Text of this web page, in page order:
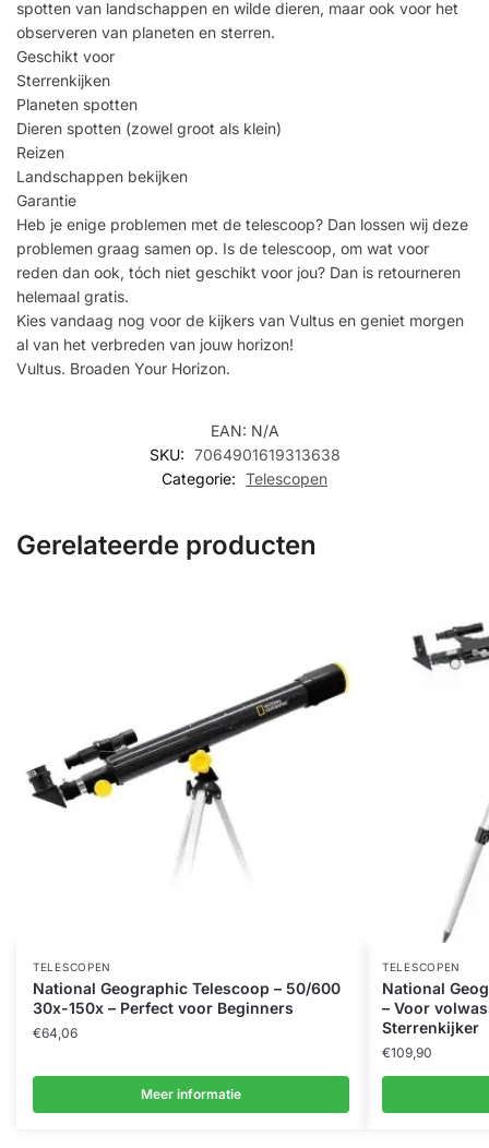
spotten van landschappen en wilde dieren, maar ook voor het
observeren van planeten en sterren.
Geschikt voor
Sterrenkijken
Planeten spotten
Dieren spotten (zowel groot als klein)
Reizen
Landschappen bekijken
Garantie
Heb je enige problemen met de telescoop? Dan lossen wij deze
problemen graag samen op. Is de telescoop, om wat voor
reden dan ook, tóch niet geschikt voor jou? Dan is retourneren
helemaal gratis.
Kies vandaag nog voor de kijkers van Vultus en geniet morgen
al van het verbreden van jouw horizon!
Vultus. Broaden Your Horizon.
EAN: N/A
SKU: 7064901619313638
Categorie: Telescopen
Gerelateerde producten
TELESCOPEN
National Geographic Telescoop – 50/600
30x-150x – Perfect voor Beginners
€64,06
Meer informatie
TELESCOPEN
National
– Voor
Sterrenkijker
€109,90